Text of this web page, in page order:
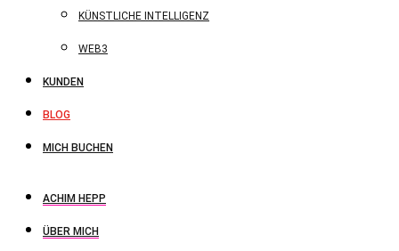
KÜNSTLICHE INTELLIGENZ
WEB3
KUNDEN
BLOG
MICH BUCHEN
ACHIM HEPP
ÜBER MICH